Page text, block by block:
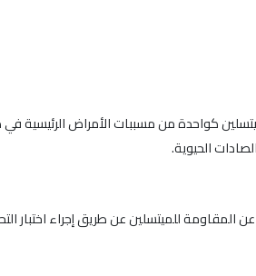
كواحدة من مسببات الأمراض
الحيوية.
للميتسلين عن طريق إجراء اختبار